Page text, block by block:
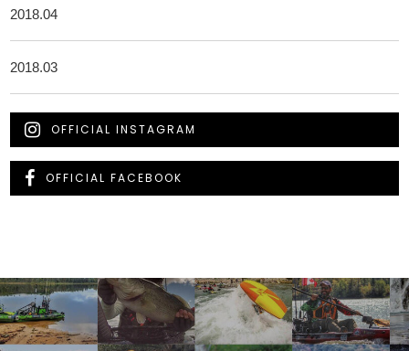
2018.04
2018.03
OFFICIAL INSTAGRAM
OFFICIAL FACEBOOK